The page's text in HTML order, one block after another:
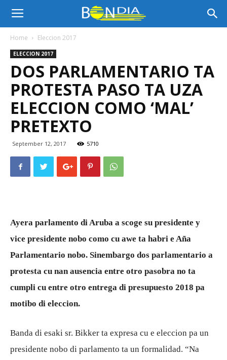
Bon
Dia
Aruba
Home Eleccion 2017
ELECCION 2017
DOS PARLAMENTARIO TA
PROTESTA PASO TA UZA
ELECCION COMO ‘MAL’
PRETEXTO
September 12, 2017 5710
Ayera parlamento di Aruba a scoge su presidente y
vice presidente nobo como cu awe ta habri e Aña
Parlamentario nobo. Sinembargo dos parlamentario a
protesta cu nan ausencia entre otro pasobra no ta
cumpli cu entre otro entrega di presupuesto 2018 pa
motibo di eleccion.
Banda di esaki sr. Bikker ta expresa cu e eleccion pa un
presidente nobo di parlamento ta un formalidad. “Na